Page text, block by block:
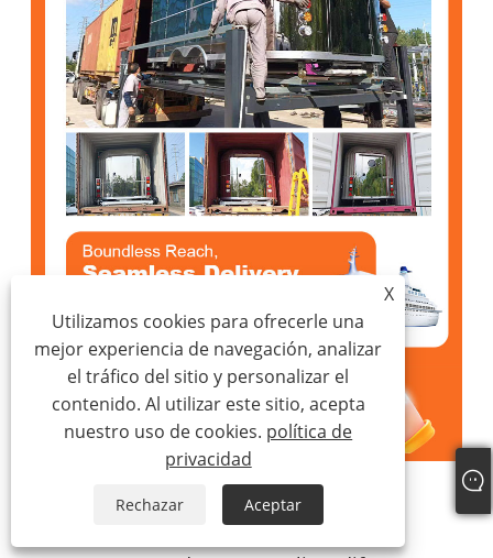
Servicios de personalización:
X
Utilizamos cookies para ofrecerle una
mejor experiencia de navegación, analizar
el tráfico del sitio y personalizar el
contenido. Al utilizar este sitio, acepta
nuestro uso de cookies. política de
privacidad
Rechazar Aceptar